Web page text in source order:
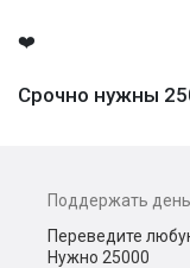
❤️
Срочно нужны
Поддержать
Переведите
Нужно 25000